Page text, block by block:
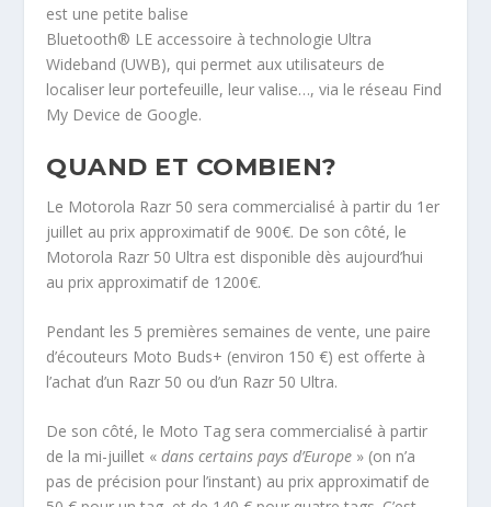
est une petite balise
Bluetooth® LE accessoire à technologie Ultra
Wideband (UWB), qui permet aux utilisateurs de
localiser leur portefeuille, leur valise…, via le réseau Find
My Device de Google.
QUAND ET COMBIEN?
Le Motorola Razr 50 sera commercialisé à partir du 1er
juillet au prix approximatif de 900€. De son côté, le
Motorola Razr 50 Ultra est disponible dès aujourd’hui
au prix approximatif de 1200€.
Pendant les 5 premières semaines de vente, une paire
d’écouteurs Moto Buds+ (environ 150 €) est offerte à
l’achat d’un Razr 50 ou d’un Razr 50 Ultra.
De son côté, le Moto Tag sera commercialisé à partir
de la mi-juillet «dans certains pays d’Europe » (on n’a
pas de précision pour l’instant) au prix approximatif de